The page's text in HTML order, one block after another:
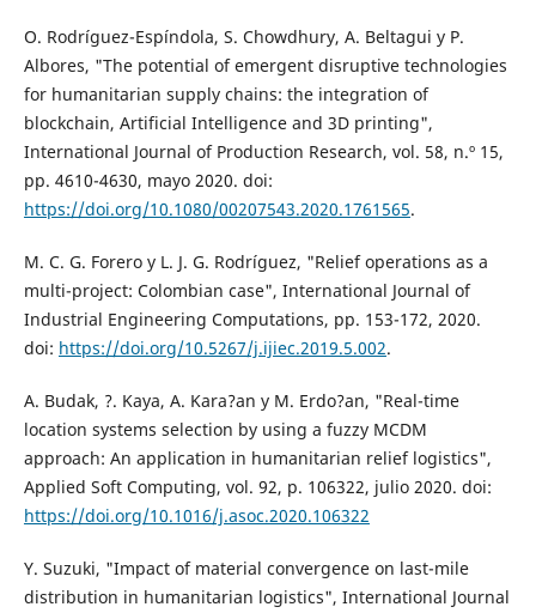
O. Rodríguez-Espíndola, S. Chowdhury, A. Beltagui y P.
Albores, "The potential of emergent disruptive technologies
for humanitarian supply chains: the integration of
blockchain, Artificial Intelligence and 3D printing",
International Journal of Production Research, vol. 58, n.º 15,
pp. 4610-4630, mayo 2020. doi:
https://doi.org/10.1080/00207543.2020.1761565.
M. C. G. Forero y L. J. G. Rodríguez, "Relief operations as a
multi-project: Colombian case", International Journal of
Industrial Engineering Computations, pp. 153-172, 2020.
doi: https://doi.org/10.5267/j.ijiec.2019.5.002.
A. Budak, ?. Kaya, A. Kara?an y M. Erdo?an, "Real-time
location systems selection by using a fuzzy MCDM
approach: An application in humanitarian relief logistics",
Applied Soft Computing, vol. 92, p. 106322, julio 2020. doi:
https://doi.org/10.1016/j.asoc.2020.106322
Y. Suzuki, "Impact of material convergence on last-mile
distribution in humanitarian logistics", International Journal